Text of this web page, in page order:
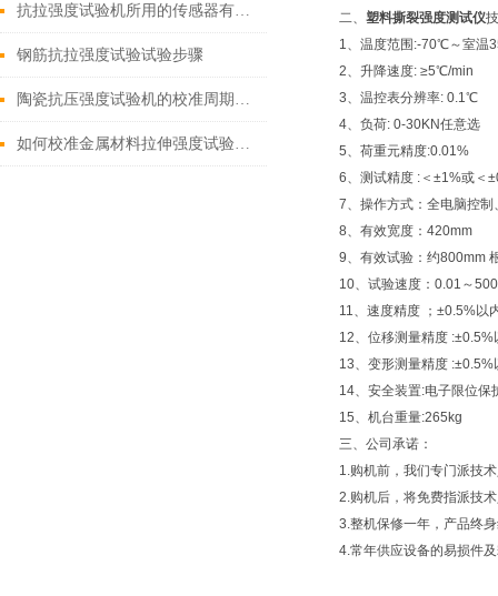
抗拉强度试验机所用的传感器有哪些？
钢筋抗拉强度试验试验步骤
陶瓷抗压强度试验机的校准周期是多久？
如何校准金属材料拉伸强度试验机的位移传感器？
二、 塑料撕裂强度测试仪
1、温度范围:-70℃～室
2、升降速度: ≥5℃/min
3、温控表分辨率: 0.1℃
4、负荷: 0-30KN任意选
5、荷重元精度:0.01%
6、测试精度 :＜±1%或＜
7、操作方式：全电脑控制
8、有效宽度：420mm
9、有效试验：约800mm
10、试验速度：0.01～
11、速度精度 ；±0.5%以
12、位移测量精度 :±0.5%
13、变形测量精度 :±0.5%
14、安全装置:电子限位保
15、机台重量:265kg
三、公司承诺：
1.购机前，我们专门派技
2.购机后，将免费指派技
3.整机保修一年，产品终
4.常年供应设备的易损件